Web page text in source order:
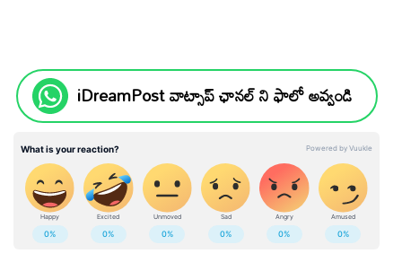
iDreamPost వాట్సాప్ ఛానల్ ని ఫాలో అవ్వండి